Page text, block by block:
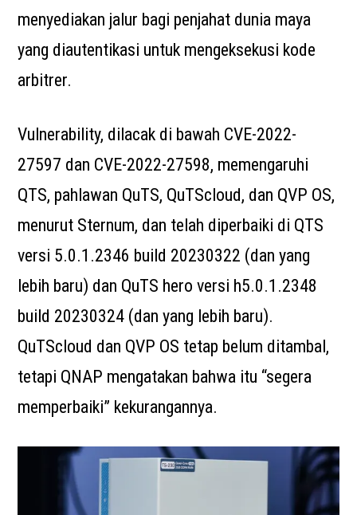
menyediakan jalur bagi penjahat dunia maya
yang diautentikasi untuk mengeksekusi kode
arbitrer.
Vulnerability, dilacak di bawah CVE-2022-
27597 dan CVE-2022-27598, memengaruhi
QTS, pahlawan QuTS, QuTScloud, dan QVP OS,
menurut Sternum, dan telah diperbaiki di QTS
versi 5.0.1.2346 build 20230322 (dan yang
lebih baru) dan QuTS hero versi h5.0.1.2348
build 20230324 (dan yang lebih baru).
QuTScloud dan QVP OS tetap belum ditambal,
tetapi QNAP mengatakan bahwa itu “segera
memperbaiki” kekurangannya.